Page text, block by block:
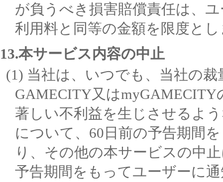
が負うべき損害賠償責任は、
利用料と同等の金額を限度と
13.本サービス内容の中止
当社は、いつでも、当社の
GAMECITY又は
著しい不利益を生じさせるよ
について、60日前の予告期間
り、その他の本サービスの中
予告期間をもってユーザーに